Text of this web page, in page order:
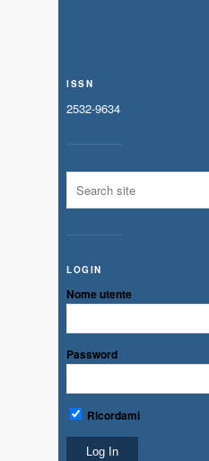
ISSN
2532-9634
LOGIN
Nome utente
Password
Ricordami